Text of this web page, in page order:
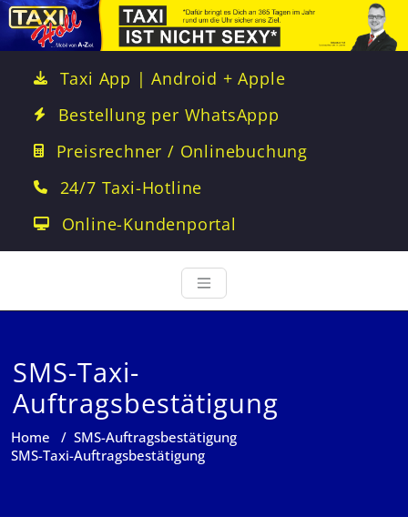
Taxi App | Android + Apple
Bestellung per WhatsAppp
Preisrechner / Onlinebuchung
24/7 Taxi-Hotline
Online-Kundenportal
SMS-Taxi-
Auftragsbestätigung
Home / SMS-Auftragsbestätigung
SMS-Taxi-Auftragsbestätigung